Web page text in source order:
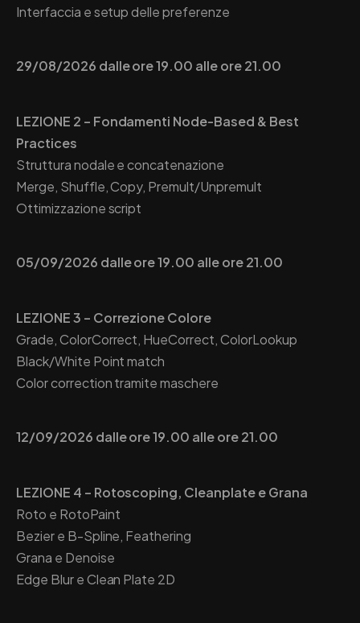
Interfaccia e setup delle preferenze
29/08/2026 dalle ore 19.00 alle ore 21.00
LEZIONE 2 – Fondamenti Node-Based & Best
Practices
Struttura nodale e concatenazione
Merge, Shuffle, Copy, Premult/Unpremult
Ottimizzazione script
05/09/2026 dalle ore 19.00 alle ore 21.00
LEZIONE 3 – Correzione Colore
Grade, ColorCorrect, HueCorrect, ColorLookup
Black/White Point match
Color correction tramite maschere
12/09/2026 dalle ore 19.00 alle ore 21.00
LEZIONE 4 – Rotoscoping, Cleanplate e Grana
Roto e RotoPaint
Bezier e B-Spline, Feathering
Grana e Denoise
Edge Blur e Clean Plate 2D